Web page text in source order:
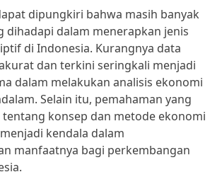
dipungkiri bahwa masih banyak
dihadapi dalam menerapkan jenis
di Indonesia. Kurangnya data
dan terkini seringkali menjadi
dalam melakukan analisis ekonomi
Selain itu, pemahaman yang
konsep dan metode ekonomi
kendala dalam
manfaatnya bagi perkembangan